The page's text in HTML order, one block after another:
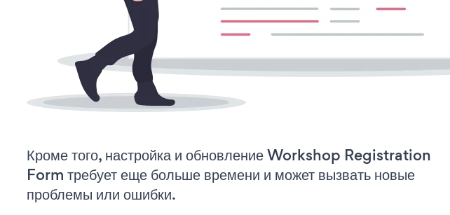
Кроме того, настройка и обновление Workshop Registration
Form требует еще больше времени и может вызвать новые
проблемы или ошибки.